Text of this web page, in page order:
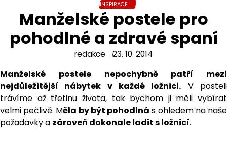
INSPIRACE
Manželské postele pro
pohodlné a zdravé spaní
redakce 23. 10. 2014
Manželské postele nepochybně patří mezi
nejdůležitější nábytek v každé ložnici. V posteli
trávíme až třetinu života, tak bychom ji měli vybírat
velmi pečlivě. Měla by být pohodlná s ohledem na naše
požadavky a zároveň dokonale ladit s ložnicí.